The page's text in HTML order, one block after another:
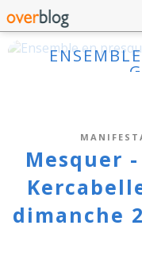
Mesquer
dimanche